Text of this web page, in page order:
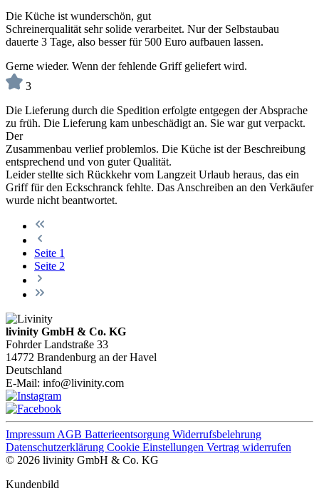
Die Küche ist wunderschön, gut
Schreinerqualität sehr solide verarbeitet. Nur der Selbstaubau
dauerte 3 Tage, also besser für 500 Euro aufbauen lassen.
Gerne wieder. Wenn der fehlende Griff geliefert wird.
3
Die Lieferung durch die Spedition erfolgte entgegen der Absprache
zu früh. Die Lieferung kam unbeschädigt an. Sie war gut verpackt.
Der
Zusammenbau verlief problemlos. Die Küche ist der Beschreibung
entsprechend und von guter Qualität.
Leider stellte sich Rückkehr vom Langzeit Urlaub heraus, das ein
Griff für den Eckschranck fehlte. Das Anschreiben an den Verkäufer
wurde nicht beantwortet.
Seite 1
Seite 2
livinity GmbH & Co. KG
Fohrder Landstraße 33
14772 Brandenburg an der Havel
Deutschland
E-Mail: info@livinity.com
Impressum AGB Batterieentsorgung Widerrufsbelehrung
Datenschutzerklärung Cookie Einstellungen Vertrag widerrufen
© 2026 livinity GmbH & Co. KG
Kundenbild